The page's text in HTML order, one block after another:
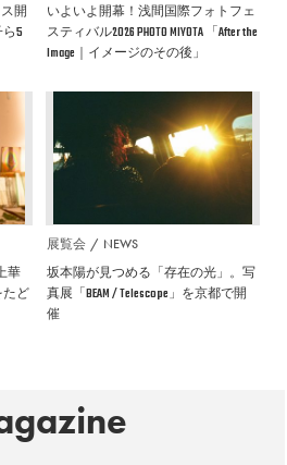
開
5
いよいよ開幕！浅間国際フォトフェ
スティバル2026 PHOTO MIYOTA 「After the
Image｜イメージのその後」
華
ど
展覧会 NEWS
坂本陽が見つめる「存在の光」。写
真展「BEAM / Telescope」を京都で開
催